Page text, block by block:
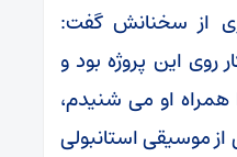
از سخنانش گفت:
روی این پروژه بود و
او می شنیدم،
موسیقی استانبولی